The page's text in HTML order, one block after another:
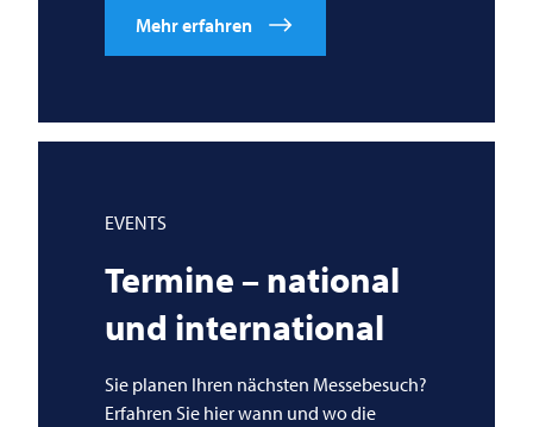
Mehr erfahren
EVENTS
Termine – national
und international
Sie planen Ihren nächsten Messebesuch?
Erfahren Sie hier wann und wo die